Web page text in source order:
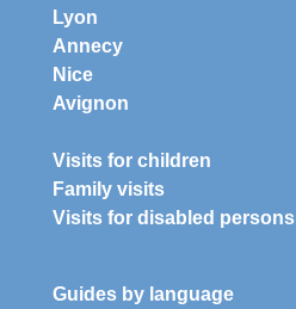
Lyon
Annecy
Nice
Avignon
Visits for children
Family visits
Visits for disabled persons
Guides by language